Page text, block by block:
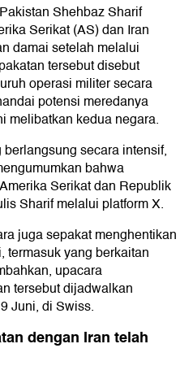
Shehbaz Sharif
Serikat (AS) dan Iran
damai setelah melalui
tersebut disebut
operasi militer secara
potensi meredanya
melibatkan kedua negara.
secara intensif,
bahwa
Serikat dan Republik
Sharif melalui platform X.
juga sepakat menghentikan
termasuk yang berkaitan
upacara
tersebut dijadwalkan
Juni, di Swiss.
dengan Iran telah